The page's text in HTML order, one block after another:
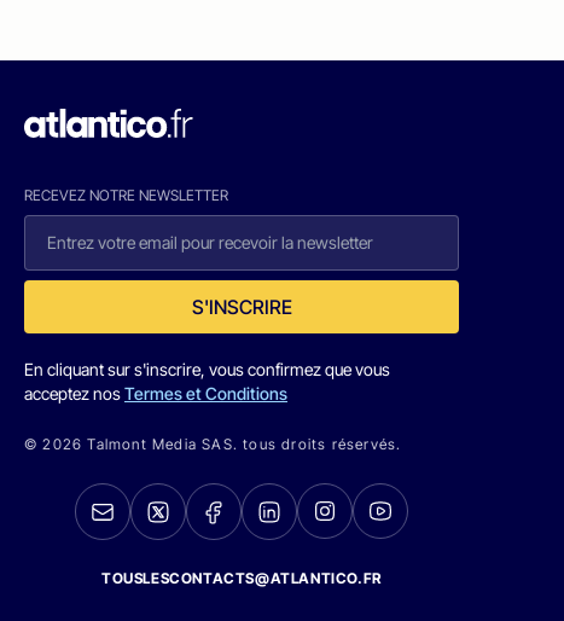
RECEVEZ NOTRE NEWSLETTER
S'INSCRIRE
En cliquant sur s'inscrire, vous confirmez que vous
acceptez nosTermes et Conditions
© 2026 Talmont Media SAS. tous droits réservés.
TOUSLESCONTACTS@ATLANTICO.FR